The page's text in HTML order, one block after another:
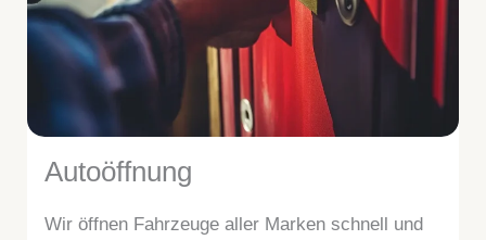
Autoöffnung
Wir öffnen Fahrzeuge aller Marken schnell und